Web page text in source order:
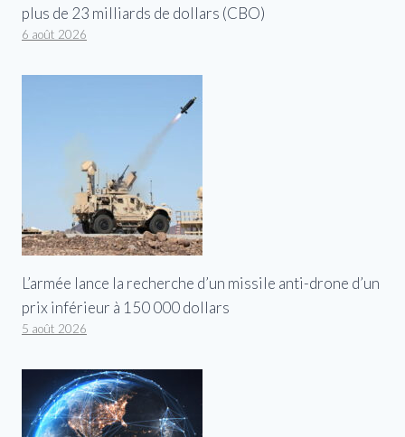
plus de 23 milliards de dollars (CBO)
6 août 2026
L’armée lance la recherche d’un missile anti-drone d’un
prix inférieur à 150 000 dollars
5 août 2026